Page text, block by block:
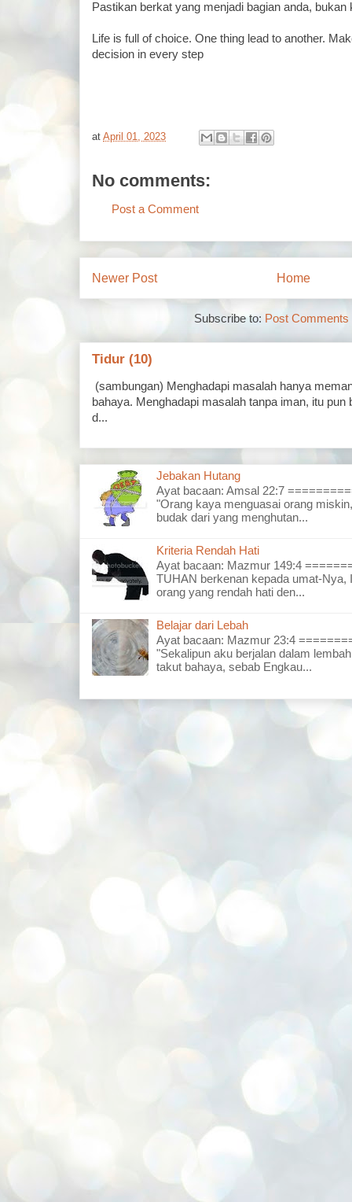
Pastikan berkat yang menjadi bagian anda, bukan
Life is full of choice. One thing lead to another.
decision in every step
at April 01, 2023
No comments:
Post a Comment
Newer Post Home
Subscribe to: Post Comments
Tidur (10)
(sambungan) Menghadapi masalah hanya
bahaya. Menghadapi masalah tanpa iman, itu
d...
Jebakan Hutang
Ayat bacaan: Amsal 22:7
"Orang kaya menguasai orang
budak dari yang menghutan...
Kriteria Rendah Hati
Ayat bacaan: Mazmur 149:4
TUHAN berkenan kepada umat-Nya,
orang yang rendah hati den...
Belajar dari Lebah
Ayat bacaan: Mazmur 23:4
"Sekalipun aku berjalan dalam
takut bahaya, sebab Engkau...